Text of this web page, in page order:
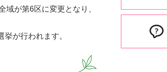
が第6区に変更となり、
が行われます。